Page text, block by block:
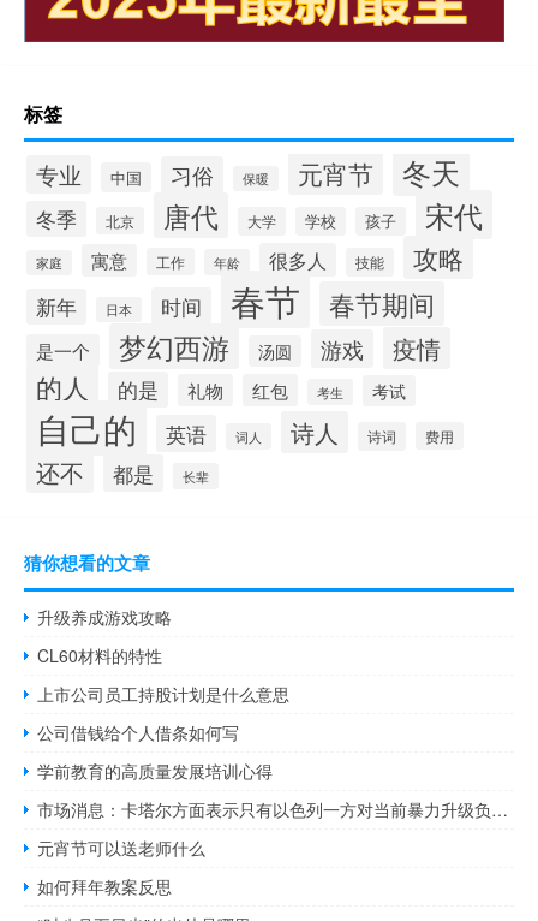
标签
专业 中国 习俗 保暖 元宵节 冬天
冬季 北京 唐代 大学 学校 孩子 宋代
家庭 寓意 工作 年龄 很多人 技能 攻略
新年 日本 时间 春节 春节期间
是一个 梦幻西游 汤圆 游戏 疫情
的人 的是 礼物 红包 考生 考试
自己的 英语 词人 诗人 诗词 费用
还不 都是 长辈
猜你想看的文章
升级养成游戏攻略
CL60材料的特性
上市公司员工持股计划是什么意思
公司借钱给个人借条如何写
学前教育的高质量发展培训心得
市场消息：卡塔尔方面表示只有以色列一方对当前暴力升级负有责任并呼吁双方保持克制
元宵节可以送老师什么
如何拜年教案反思